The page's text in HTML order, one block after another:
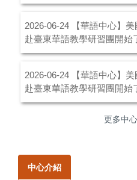
2026-06-24
【華語中心】
赴臺東華語教學研習團開始
2026-06-24
【華語中心】
赴臺東華語教學研習團開始
更多中
中心介紹